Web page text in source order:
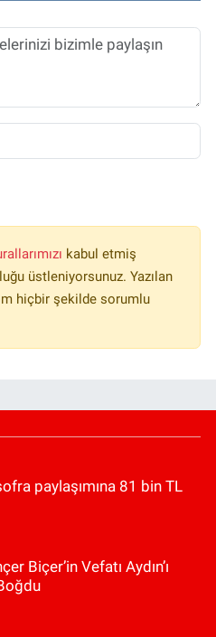
kabul etmiş
üstleniyorsunuz. Yazılan
hiçbir şekilde sorumlu
paylaşımına 81 bin TL
Biçer’in Vefatı Aydın’ı